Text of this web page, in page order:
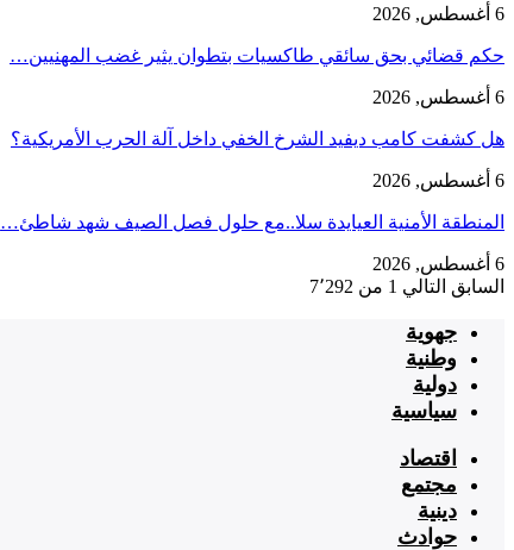
6 أغسطس, 2026
حكم قضائي بحق سائقي طاكسيات بتطوان يثير غضب المهنيين…
6 أغسطس, 2026
هل كشفت كامب ديفيد الشرخ الخفي داخل آلة الحرب الأمريكية؟
6 أغسطس, 2026
‏المنطقة الأمنية العيايدة سلا..مع حلول فصل الصيف شهد شاطئ…
6 أغسطس, 2026
السابق التالي 1 من 7٬292
جهوية
وطنية
دولية
سياسية
اقتصاد
مجتمع
دينية
حوادث